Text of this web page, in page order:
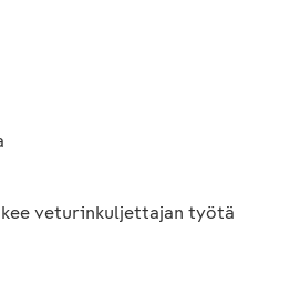
veturinkuljettajan työtä